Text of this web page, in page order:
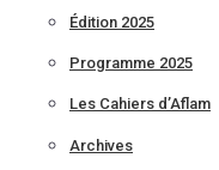
Édition 2025
Programme 2025
Les Cahiers d’Aflam
Archives